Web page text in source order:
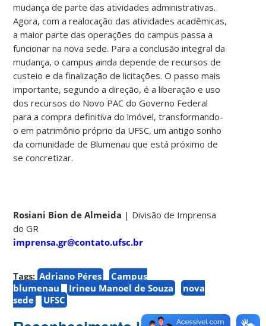
mudança de parte das atividades administrativas.
Agora, com a realocação das atividades acadêmicas,
a maior parte das operações do campus passa a
funcionar na nova sede. Para a conclusão integral da
mudança, o campus ainda depende de recursos de
custeio e da finalização de licitações. O passo mais
importante, segundo a direção, é a liberação e uso
dos recursos do Novo PAC do Governo Federal
para a compra definitiva do imóvel, transformando-
o em patrimônio próprio da UFSC, um antigo sonho
da comunidade de Blumenau que está próximo de
se concretizar.
Rosiani Bion de Almeida | Divisão de Imprensa
do GR
imprensa.gr@contato.ufsc.br
Tags: Adriano Péres
Campus
blumenau
Irineu Manoel de Souza
nova
sede
UFSC